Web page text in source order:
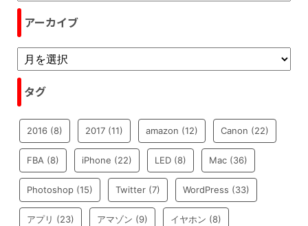
アーカイブ
タグ
2016 (8) 2017 (11) amazon (12) Canon (22)
FBA (8) iPhone (22) LED (8) Mac (36)
Photoshop (15) Twitter (7) WordPress (33)
アプリ (23) アマゾン (9) イヤホン (8)